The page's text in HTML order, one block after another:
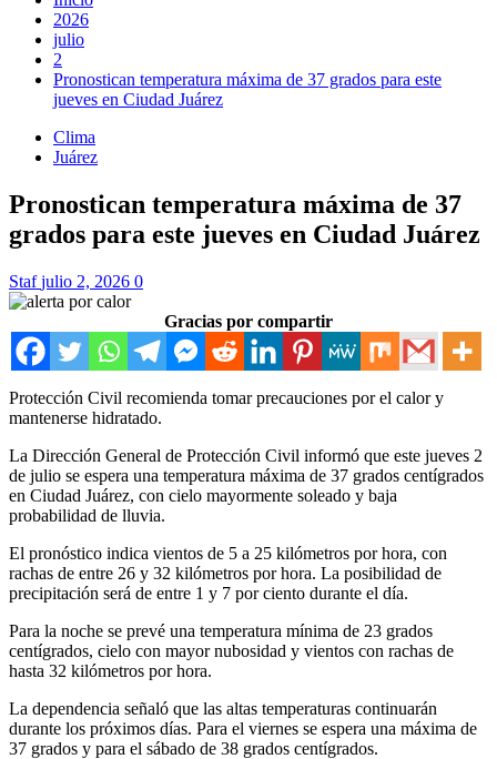
2026
julio
2
Pronostican temperatura máxima de 37 grados para este
jueves en Ciudad Juárez
Clima
Juárez
Pronostican temperatura máxima de 37
grados para este jueves en Ciudad Juárez
Stafjulio 2, 2026 0
Gracias por compartir
Protección Civil recomienda tomar precauciones por el calor y
mantenerse hidratado.
La Dirección General de Protección Civil informó que este jueves 2
de julio se espera una temperatura máxima de 37 grados centígrados
en Ciudad Juárez, con cielo mayormente soleado y baja
probabilidad de lluvia.
El pronóstico indica vientos de 5 a 25 kilómetros por hora, con
rachas de entre 26 y 32 kilómetros por hora. La posibilidad de
precipitación será de entre 1 y 7 por ciento durante el día.
Para la noche se prevé una temperatura mínima de 23 grados
centígrados, cielo con mayor nubosidad y vientos con rachas de
hasta 32 kilómetros por hora.
La dependencia señaló que las altas temperaturas continuarán
durante los próximos días. Para el viernes se espera una máxima de
37 grados y para el sábado de 38 grados centígrados.